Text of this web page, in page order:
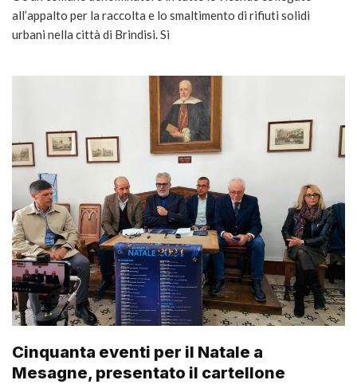
all’appalto per la raccolta e lo smaltimento di rifiuti solidi
urbani nella città di Brindisi. Si
Cinquanta eventi per il Natale a
Mesagne, presentato il cartellone